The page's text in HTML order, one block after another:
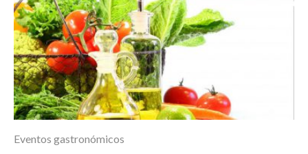
Eventos gastronómicos